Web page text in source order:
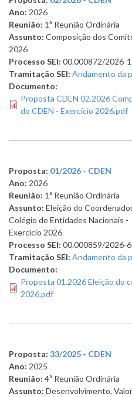
Ano: 2026
Reunião: 1ª Reunião Ordinária
Assunto: Composição dos
2026
Processo SEI: 00.000872/2026-
Tramitação SEI: Andamento da
Documento:
Proposta CDEN 02.2026
do CDEN - Exercício 2026.pdf
Proposta: 01/2026 - CDEN
Ano: 2026
Reunião: 1ª Reunião Ordinária
Assunto: Eleição do
Colégio de Entidades Nacionais -
Exercício 2026
Processo SEI: 00.000859/2026-
Tramitação SEI: Andamento da
Documento:
Proposta 01.2026 Eleição do
2026.pdf
Proposta: 33/2025 - CDEN
Ano: 2025
Reunião: 4ª Reunião Ordinária
Assunto: Desenvolvimento,